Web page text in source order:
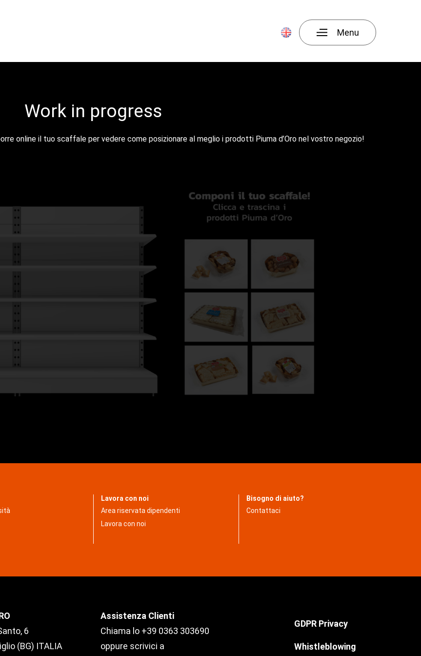
Menu
Work in progress
online il tuo scaffale per vedere come posizionare al meglio i prodotti Piuma d’Oro nel vostro negozio!
Lavora con noi
Area riservata dipendenti
Lavora con noi
Bisogno di aiuto?
Contattaci
6
(BG) ITALIA
Assistenza Clienti
Chiama lo +39 0363 303690
oppure scrivici a
GDPR Privacy
Whistleblowing